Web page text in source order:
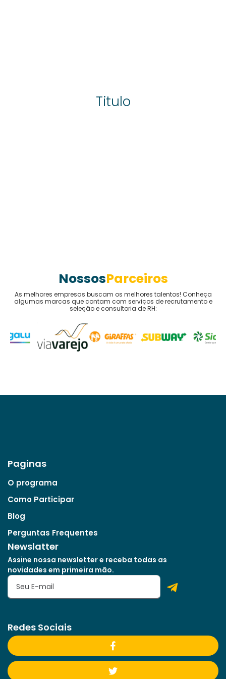
Titulo
NossosParceiros
As melhores empresas buscam os melhores talentos! Conheça
algumas marcas que contam com serviços de recrutamento e
seleção e consultoria de RH:
Paginas
O programa
Como Participar
Blog
Perguntas Frequentes
Newslatter
Assine nossa newsletter e receba todas as
novidades em primeira mão.
Redes Sociais